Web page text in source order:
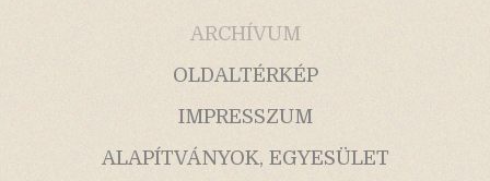
ARCHÍVUM
OLDALTÉRKÉP
IMPRESSZUM
ALAPÍTVÁNYOK, EGYESÜLET